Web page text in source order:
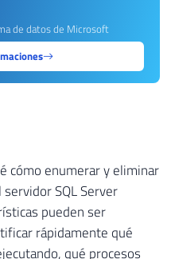
de datos de Microsoft
cómo enumerar y eliminar
SQL Server
pueden ser
rápidamente qué
qué procesos